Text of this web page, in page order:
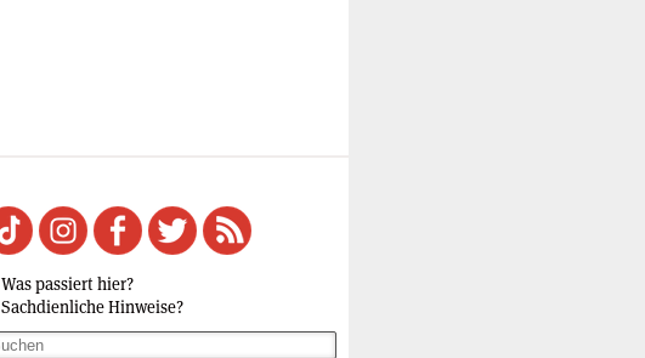
Was passiert hier?
Sachdienliche Hinweise?